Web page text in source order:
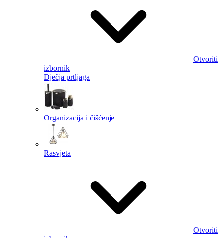
Otvoriti
izbornik
Dječja prtljaga
Organizacija i čišćenje
Rasvjeta
Otvoriti